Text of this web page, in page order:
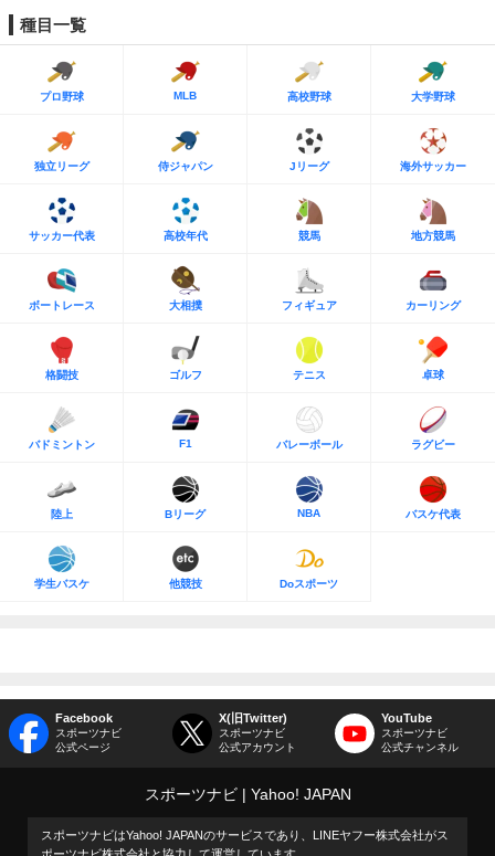
種目一覧
プロ野球 MLB 高校野球 大学野球
独立リーグ 侍ジャパン Jリーグ 海外サッカー
サッカー代表 高校年代 競馬 地方競馬
ボートレース 大相撲 フィギュア カーリング
格闘技 ゴルフ テニス 卓球
バドミントン F1 バレーボール ラグビー
陸上 Bリーグ NBA バスケ代表
学生バスケ 他競技 Doスポーツ
Facebook
スポーツナビ
公式ページ
X(旧Twitter)
スポーツナビ
公式アカウント
YouTube
スポーツナビ
公式チャンネル
スポーツナビ Yahoo! JAPAN
スポーツナビはYahoo! JAPANのサービスであり、LINEヤフー株式会社がス